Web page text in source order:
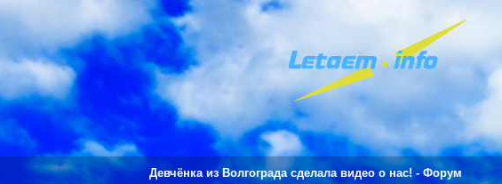
Девчёнка из Волгограда сделала видео о нас! - Форум